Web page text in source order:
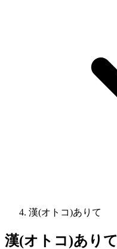
漢(オトコ)ありて
漢(オトコ)ありて